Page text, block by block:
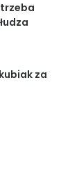
za